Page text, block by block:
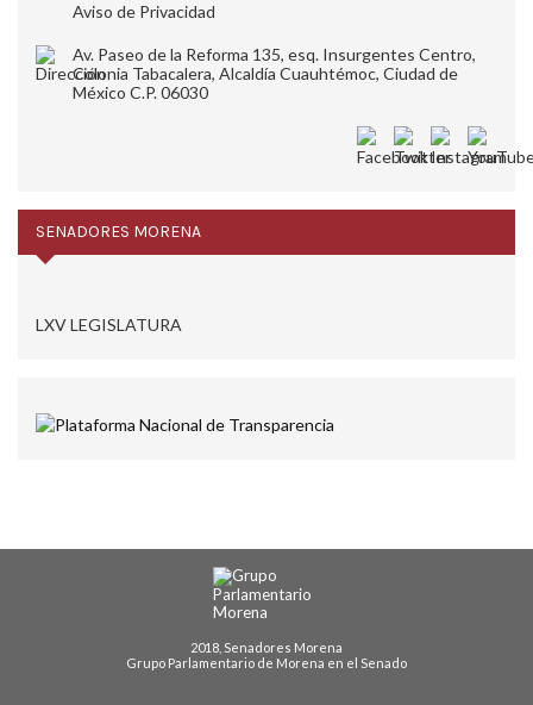
Aviso de Privacidad
Av. Paseo de la Reforma 135, esq. Insurgentes Centro,
Colonia Tabacalera, Alcaldía Cuauhtémoc, Ciudad de
México C.P. 06030
SENADORES MORENA
LXV LEGISLATURA
2018, Senadores Morena
Grupo Parlamentario de Morena en el Senado